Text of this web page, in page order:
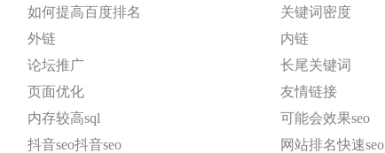
如何提高百度排名
关键词密度
外链
内链
论坛推广
长尾关键词
页面优化
友情链接
内存较高sql
可能会效果seo
抖音seo抖音seo
网站排名快速seo